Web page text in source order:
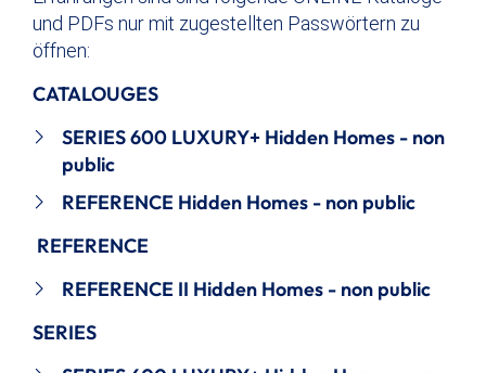
und PDFs nur mit zugestellten Passwörtern zu
öffnen:
CATALOUGES
SERIES 600 LUXURY+ Hidden Homes - non
public
REFERENCE Hidden Homes - non public
REFERENCE
REFERENCE II Hidden Homes - non public
SERIES